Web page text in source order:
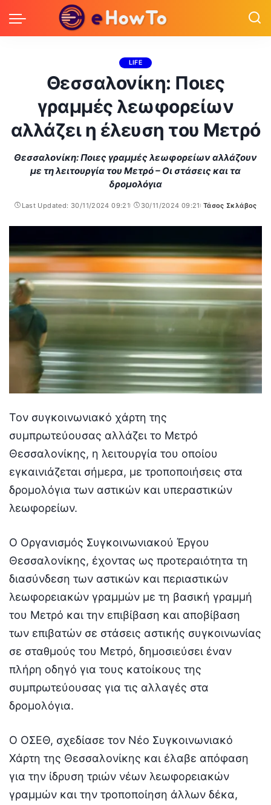
LIFE
Θεσσαλονίκη: Ποιες
γραμμές λεωφορείων
αλλάζει η έλευση του Μετρό
Θεσσαλονίκη: Ποιες γραμμές λεωφορείων αλλάζουν
με τη λειτουργία του Μετρό – Οι στάσεις και τα
δρομολόγια
Last Updated: 30/11/2024 09:21 30/11/2024 09:21
Posted
Τάσος Σκλάβος
Τον συγκοινωνιακό χάρτη της
συμπρωτεύουσας αλλάζει το Μετρό
Θεσσαλονίκης, η λειτουργία του οποίου
εγκαινιάζεται σήμερα, με τροποποιήσεις στα
δρομολόγια των αστικών και υπεραστικών
λεωφορείων.
Ο Οργανισμός Συγκοινωνιακού Έργου
Θεσσαλονίκης, έχοντας ως προτεραιότητα τη
διασύνδεση των αστικών και περιαστικών
λεωφορειακών γραμμών με τη βασική γραμμή
του Μετρό και την επιβίβαση και αποβίβαση
των επιβατών σε στάσεις αστικής συγκοινωνίας
σε σταθμούς του Μετρό, δημοσιεύσει έναν
πλήρη οδηγό για τους κατοίκους της
συμπρωτεύουσας για τις αλλαγές στα
δρομολόγια.
Ο ΟΣΕΘ, σχεδίασε τον Νέο Συγκοινωνιακό
Χάρτη της Θεσσαλονίκης και έλαβε απόφαση
για την ίδρυση τριών νέων λεωφορειακών
γραμμών και την τροποποίηση άλλων δέκα,